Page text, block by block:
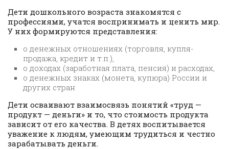
Дети дошкольного возраста знакомятся с
профессиями, учатся воспринимать и ценить мир.
У них формируются представления:
о денежных отношениях (торговля, купля-
продажа, кредит и т.п.),
о доходах (заработная плата, пенсия) и расходах,
о денежных знаках (монета, купюра) России и
других стран
Дети осваивают взаимосвязь понятий «труд —
продукт — деньги» и то, что стоимость продукта
зависит от его качества. В детях воспитывается
уважение к людям, умеющим трудиться и честно
зарабатывать деньги.